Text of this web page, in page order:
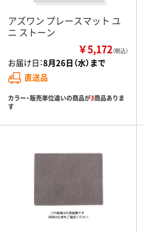
アズワン プレースマット ユ
ニ ストーン
￥5,172（税込）
お届け日：8月26日（水）まで
直送品
カラー・販売単位違いの商品が3商品ありま
す